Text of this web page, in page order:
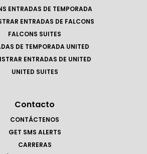
ENTRADAS DE TEMPORADA
ENTRADAS DE FALCONS
FALCONS SUITES
DE TEMPORADA UNITED
ENTRADAS DE UNITED
UNITED SUITES
Contacto
CONTÁCTENOS
GET SMS ALERTS
CARRERAS